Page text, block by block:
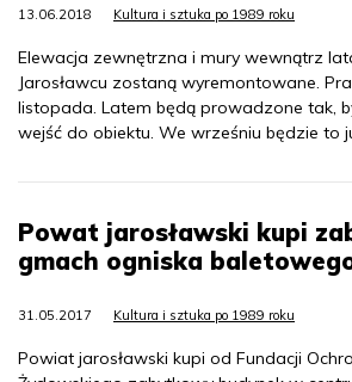
13.06.2018 Kultura i sztuka po 1989 roku
Elewacja zewnętrzna i mury wewnątrz
Jarosławcu zostaną wyremontowane.
listopada. Latem będą prowadzone tak,
wejść do obiektu. We wrześniu będzie to
Powat jarosławski kupi
gmach ogniska
31.05.2017 Kultura i sztuka po 1989 roku
Powiat jarosławski kupi od Fundacji